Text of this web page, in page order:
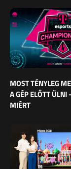
MOST TÉNYLEG
A GÉP ELŐTT ÜLNI
MIÉRT